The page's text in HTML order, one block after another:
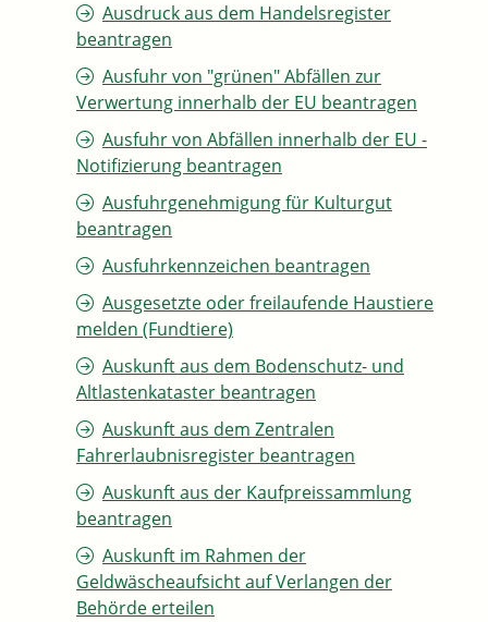
Ausdruck aus dem Handelsregister
beantragen
Ausfuhr von "grünen" Abfällen zur
Verwertung innerhalb der EU beantragen
Ausfuhr von Abfällen innerhalb der EU -
Notifizierung beantragen
Ausfuhrgenehmigung für Kulturgut
beantragen
Ausfuhrkennzeichen beantragen
Ausgesetzte oder freilaufende Haustiere
melden (Fundtiere)
Auskunft aus dem Bodenschutz- und
Altlastenkataster beantragen
Auskunft aus dem Zentralen
Fahrerlaubnisregister beantragen
Auskunft aus der Kaufpreissammlung
beantragen
Auskunft im Rahmen der
Geldwäscheaufsicht auf Verlangen der
Behörde erteilen